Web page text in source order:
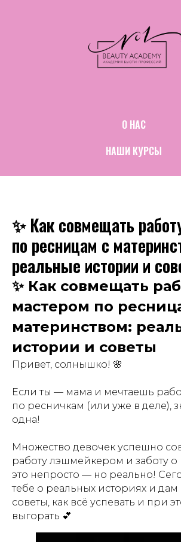
О НАС
НАШИ КУРСЫ
✨ Как совмещать
по ресницам с
реальные истории и
✨ Как совмещать
мастером по
материнством:
истории и советы
Привет, солнышко! 🌸
Если ты — мама и мечтаешь
по ресничкам (или уже в деле),
одна!
Множество девочек успешно
работу лэшмейкером и заботу
это непросто — но реально!
тебе о реальных историях и
советы, как всё успевать и при
выгорать 💕